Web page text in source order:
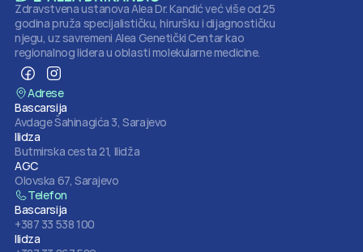
Zdravstvena ustanova Alea Dr. Kandić već više od 25
godina pruža specijalističku, hiruršku i dijagnostičku
njegu, uz savremeni Alea Genetički Centar kao
regionalnog lidera u oblasti molekularne medicine.
Adrese
Bascarsija
Avdage Šahinagića 3, Sarajevo
Ilidza
Butmirska cesta 21, Ilidža
AGC
Olovska 67, Sarajevo
Telefon
Bascarsija
+387 33 538 100
Ilidza